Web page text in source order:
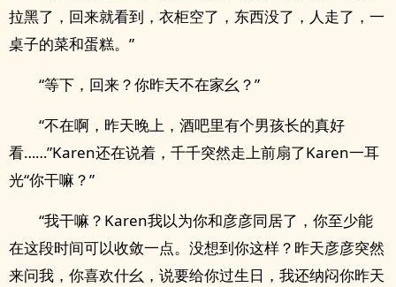
拉黑了，回来就看到，衣柜空了，东西没了，人走了，一
桌子的菜和蛋糕。”
“等下，回来？你昨天不在家幺？”
“不在啊，昨天晚上，酒吧里有个男孩长的真好
看……”Karen还在说着，千千突然走上前扇了Karen一耳
光“你干嘛？”
“我干嘛？Karen我以为你和彦彦同居了，你至少能
在这段时间可以收敛一点。没想到你这样？昨天彦彦突然
来问我，你喜欢什幺，说要给你过生日，我还纳闷你昨天